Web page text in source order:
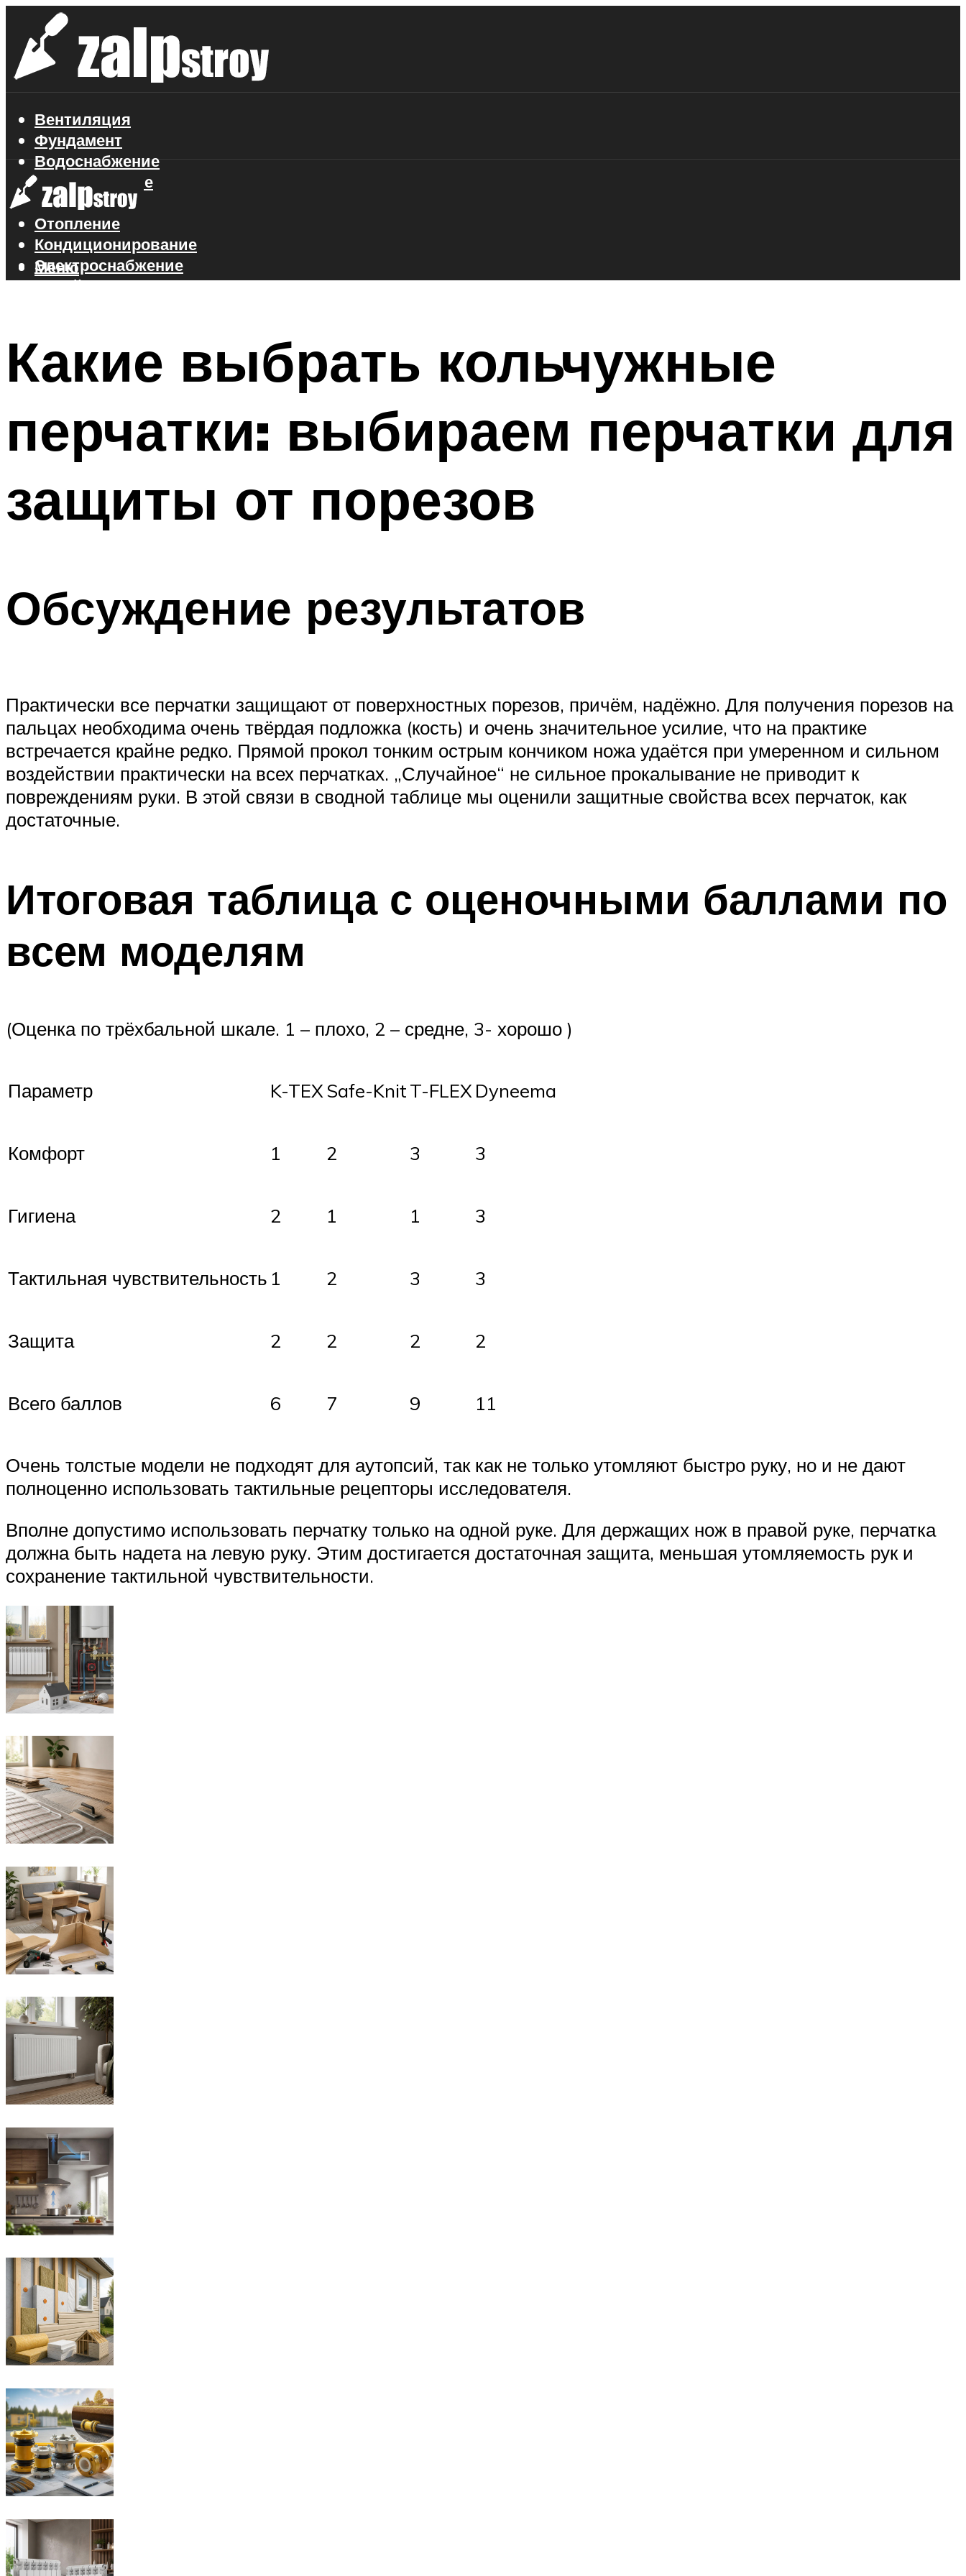
Вентиляция
Фундамент
Водоснабжение
Газоснабжение
Канализация
Отопление
Кондиционирование
Электроснабжение
Стройматериалы
Меню
Какие выбрать кольчужные
перчатки: выбираем перчатки для
защиты от порезов
Обсуждение результатов
Практически все перчатки защищают от поверхностных порезов, причём, надёжно. Для получения порезов на
пальцах необходима очень твёрдая подложка (кость) и очень значительное усилие, что на практике
встречается крайне редко. Прямой прокол тонким острым кончиком ножа удаётся при умеренном и сильном
воздействии практически на всех перчатках. „Случайное“ не сильное прокалывание не приводит к
повреждениям руки. В этой связи в сводной таблице мы оценили защитные свойства всех перчаток, как
достаточные.
Итоговая таблица с оценочными баллами по
всем моделям
(Оценка по трёхбальной шкале. 1 – плохо, 2 – средне, 3- хорошо )
Параметр K-TEXSafe-KnitT-FLEX Dyneema
Комфорт 1 2 3 3
Гигиена 2 1 1 3
Тактильная чувствительность 1 2 3 3
Защита 2 2 2 2
Всего баллов 6 7 9 11
Очень толстые модели не подходят для аутопсий, так как не только утомляют быстро руку, но и не дают
полноценно использовать тактильные рецепторы исследователя.
Вполне допустимо использовать перчатку только на одной руке. Для держащих нож в правой руке, перчатка
должна быть надета на левую руку. Этим достигается достаточная защита, меньшая утомляемость рук и
сохранение тактильной чувствительности.